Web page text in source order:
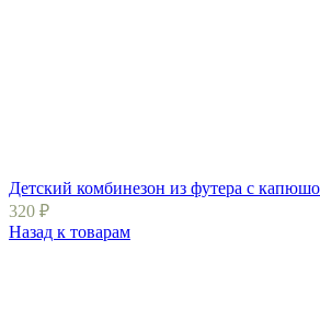
Детский комбинезон из футера с
320 ₽
Назад к товарам